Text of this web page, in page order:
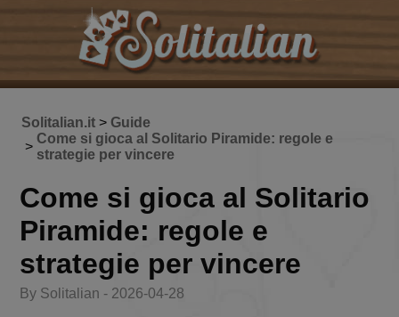
Solitalian.it > Guide
>
Come si gioca al Solitario Piramide: regole e
strategie per vincere
Come si gioca al Solitario
Piramide: regole e
strategie per vincere
By Solitalian - 2026-04-28